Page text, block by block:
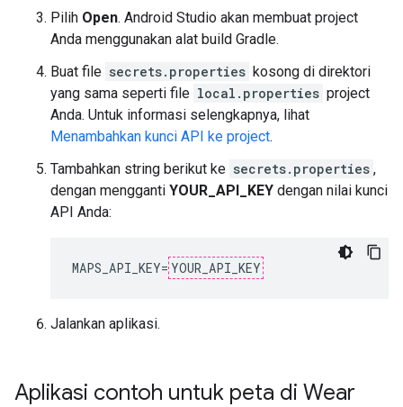
Pilih Open. Android Studio akan membuat project
Anda menggunakan alat build Gradle.
Buat file secrets.properties kosong di direktori
yang sama seperti file local.properties project
Anda. Untuk informasi selengkapnya, lihat
Menambahkan kunci API ke project.
Tambahkan string berikut ke secrets.properties ,
dengan mengganti YOUR_API_KEY dengan nilai kunci
API Anda:
MAPS_API_KEY= YOUR_API_KEY
Jalankan aplikasi.
Aplikasi contoh untuk peta di Wear